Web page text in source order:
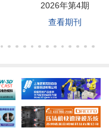
2026年第4期
查看期刊